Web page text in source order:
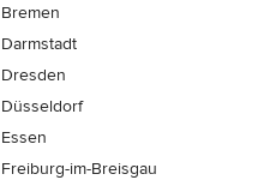
Bremen
Darmstadt
Dresden
Düsseldorf
Essen
Freiburg-im-Breisgau